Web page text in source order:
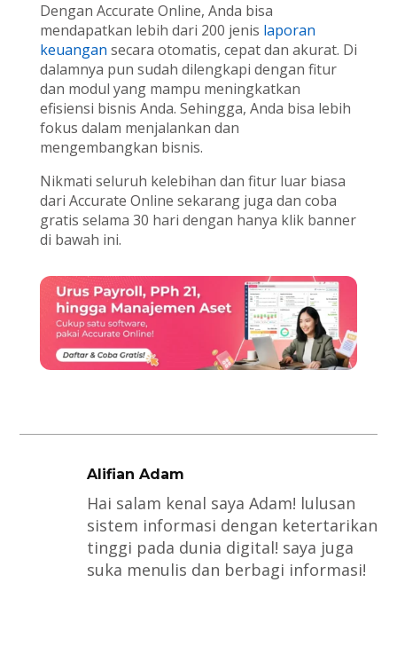
Dengan Accurate Online, Anda bisa
mendapatkan lebih dari 200 jenis laporan
keuangan secara otomatis, cepat dan akurat. Di
dalamnya pun sudah dilengkapi dengan fitur
dan modul yang mampu meningkatkan
efisiensi bisnis Anda. Sehingga, Anda bisa lebih
fokus dalam menjalankan dan
mengembangkan bisnis.
Nikmati seluruh kelebihan dan fitur luar biasa
dari Accurate Online sekarang juga dan coba
gratis selama 30 hari dengan hanya klik banner
di bawah ini.
Alifian Adam
Hai salam kenal saya Adam! lulusan
sistem informasi dengan ketertarikan
tinggi pada dunia digital! saya juga
suka menulis dan berbagi informasi!